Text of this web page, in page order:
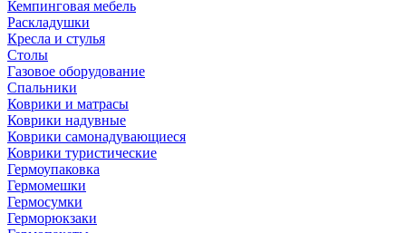
Кемпинговая мебель
Раскладушки
Кресла и стулья
Столы
Газовое оборудование
Спальники
Коврики и матрасы
Коврики надувные
Коврики самонадувающиеся
Коврики туристические
Гермоупаковка
Гермомешки
Гермосумки
Герморюкзаки